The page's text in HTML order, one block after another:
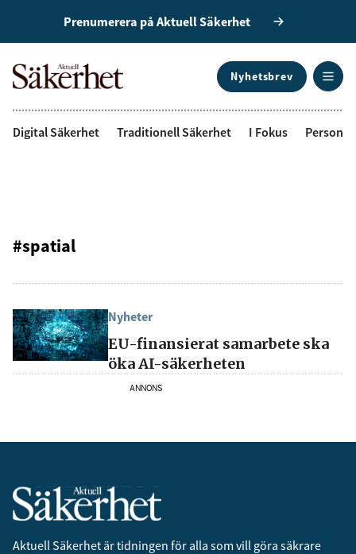
Prenumerera på Aktuell Säkerhet
Nyhetsbrev
Digital Säkerhet Traditionell Säkerhet I Fokus
#spatial
Nyheter
EU-finansierat samarbete ska
öka AI-säkerheten
ANNONS
Aktuell Säkerhet är tidningen för alla som vill göra säkrare